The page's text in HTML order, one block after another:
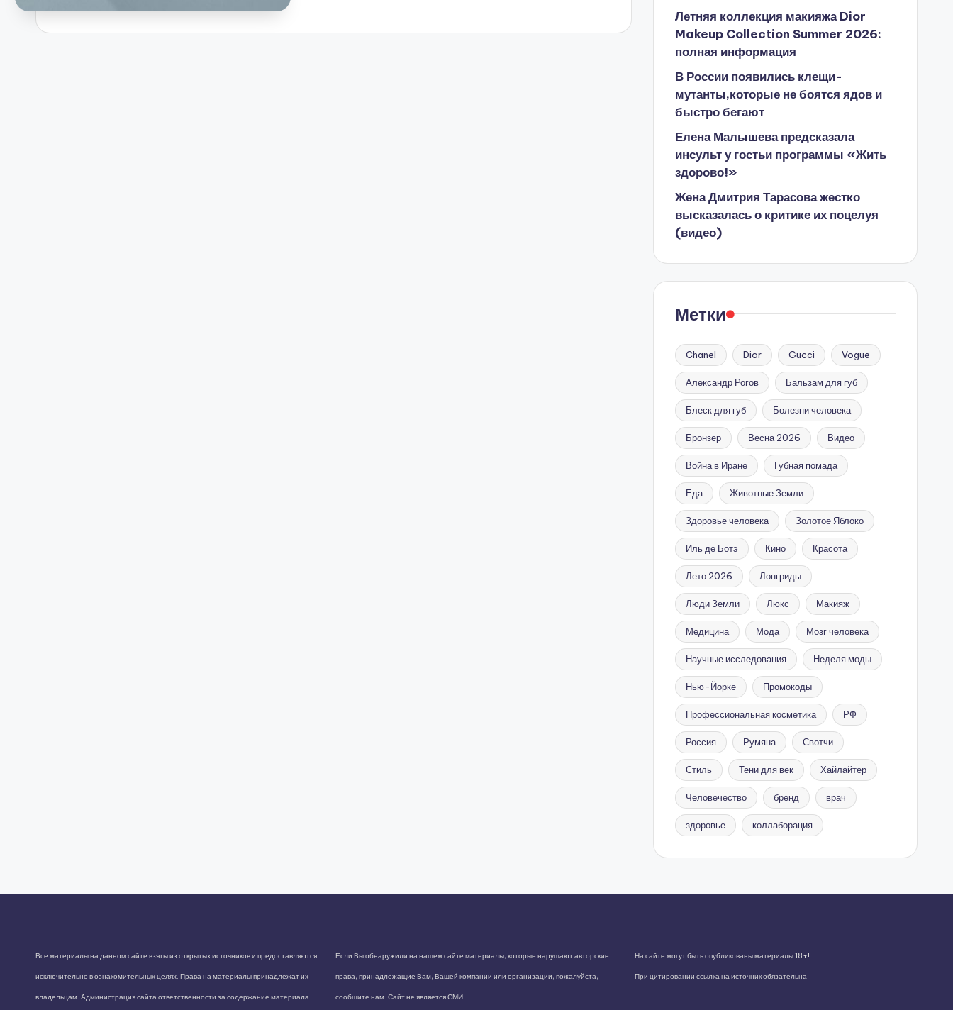
Летняя коллекция макияжа Dior
Makeup Collection Summer 2026:
полная информация
В России появились клещи-
мутанты,которые не боятся ядов и
быстро бегают
Елена Малышева предсказала
инсульт у гостьи программы «Жить
здорово!»
Жена Дмитрия Тарасова жестко
высказалась о критике их поцелуя
(видео)
Метки
Chanel Dior Gucci Vogue
Александр Рогов Бальзам для губ
Блеск для губ Болезни человека
Бронзер Весна 2026 Видео
Война в Иране Губная помада
Еда Животные Земли
Здоровье человека Золотое Яблоко
Иль де Ботэ Кино Красота
Лето 2026 Лонгриды
Люди Земли Люкс Макияж
Медицина Мода Мозг человека
Научные исследования Неделя моды
Нью-Йорке Промокоды
Профессиональная косметика РФ
Россия Румяна Свотчи
Стиль Тени для век Хайлайтер
Человечество бренд врач
здоровье коллаборация
Все материалы на данном сайте взяты из открытых источников и предоставляются
исключительно в ознакомительных целях. Права на материалы принадлежат их
владельцам. Администрация сайта ответственности за содержание материала
Если Вы обнаружили на нашем сайте материалы, которые нарушают авторские
права, принадлежащие Вам, Вашей компании или организации, пожалуйста,
сообщите нам. Сайт не является СМИ!
На сайте могут быть опубликованы материалы 18+!
При цитировании ссылка на источник обязательна.